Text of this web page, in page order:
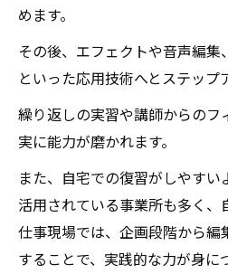
めます。
その後、エフェクトや音声編
といった応用技術へとステップ
繰り返しの実習や講師からの
実に能力が磨かれます。
また、自宅での復習がしやす
活用されている事業所も多く
仕事現場では、企画段階から
することで、実践的な力が身に